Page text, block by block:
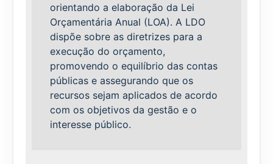
orientando a elaboração da Lei
Orçamentária Anual (LOA). A LDO
dispõe sobre as diretrizes para a
execução do orçamento,
promovendo o equilíbrio das contas
públicas e assegurando que os
recursos sejam aplicados de acordo
com os objetivos da gestão e o
interesse público.